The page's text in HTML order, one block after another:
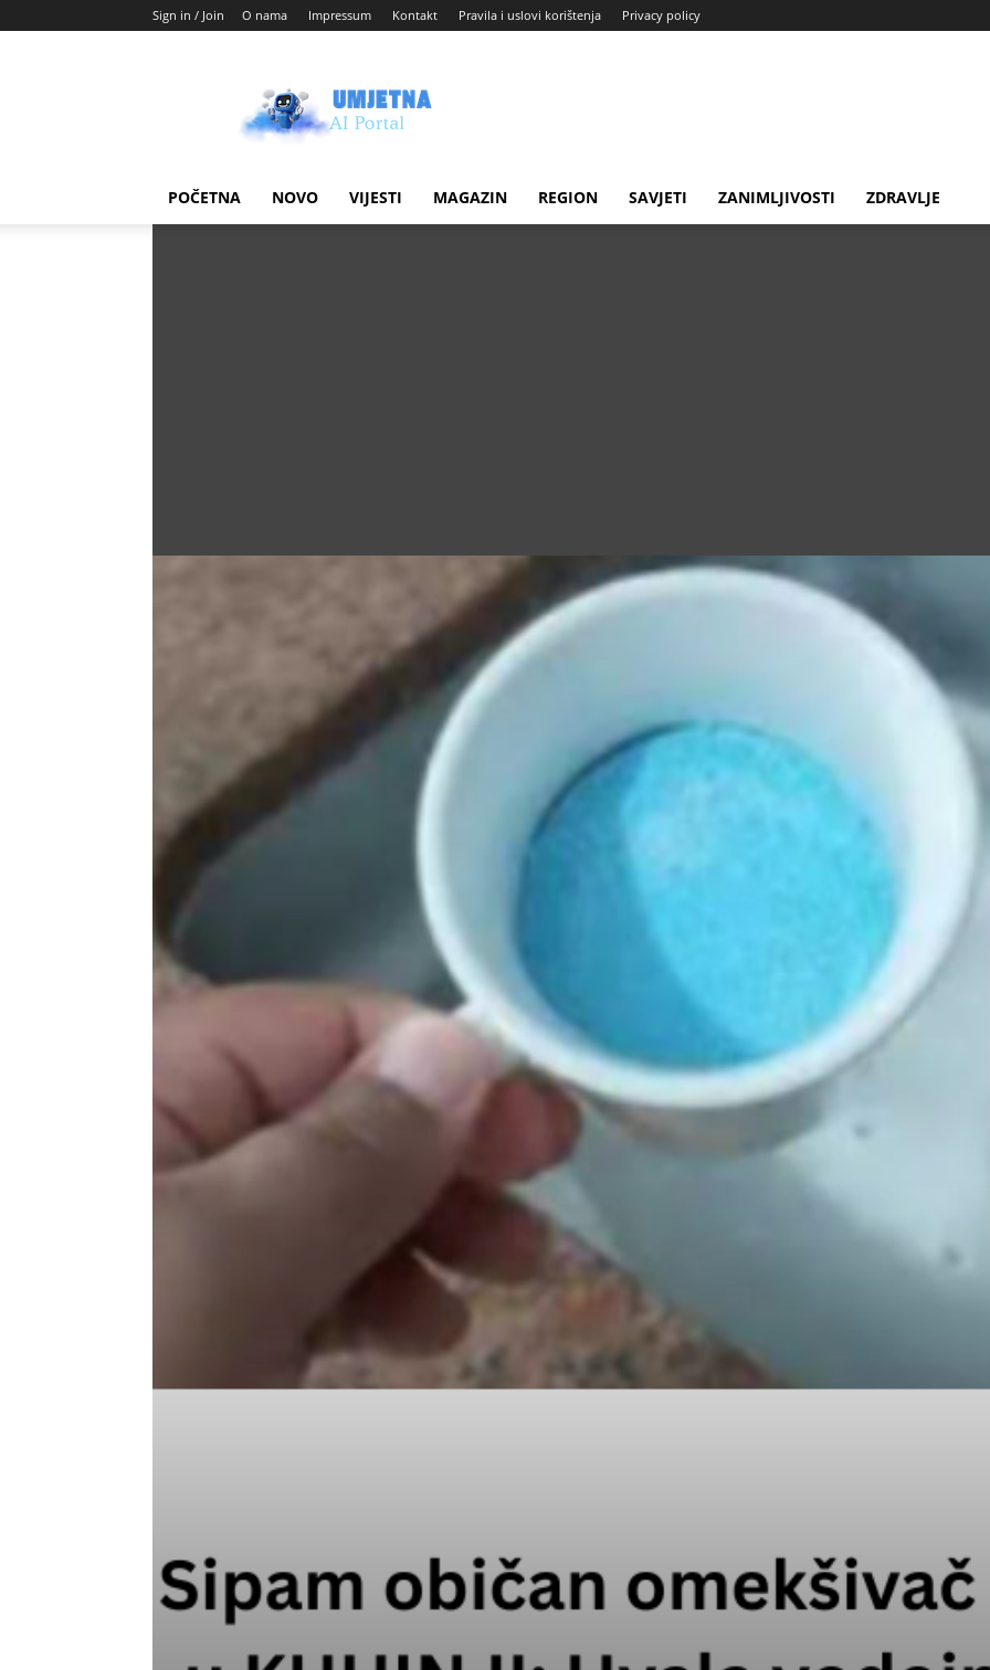
Sign in / Join O nama Impressum Kontakt Pravila i uslovi korištenja Privacy policy
AI
blog
POČETNA NOVO VIJESTI MAGAZIN REGION SAVJETI ZANIMLJIVOSTI ZDRAVLJE